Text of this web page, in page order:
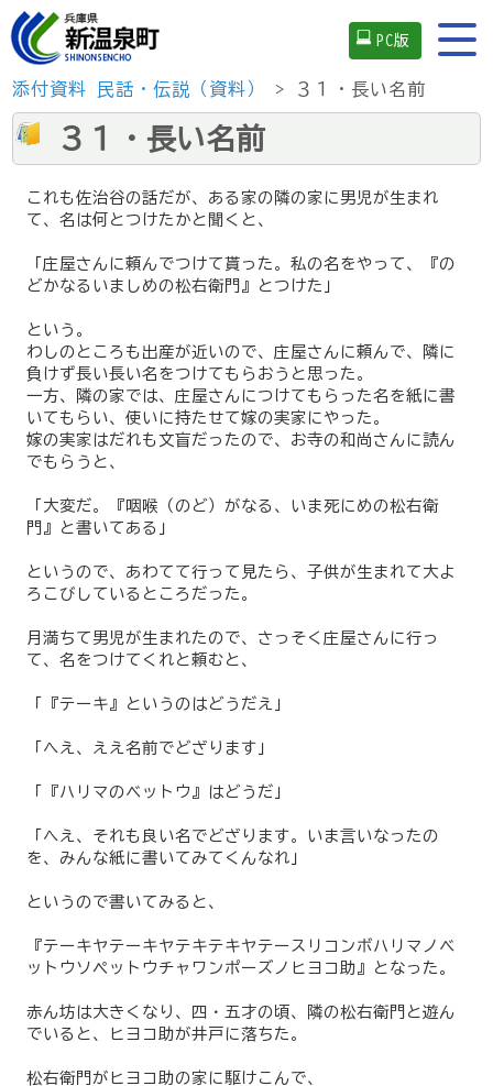
PC版
添付資料 民話・伝説（資料） > ３１・長い名前
３１・長い名前
これも佐治谷の話だが、ある家の隣の家に男児が生まれ
て、名は何とつけたかと聞くと、
「庄屋さんに頼んでつけて貰った。私の名をやって、『の
どかなるいましめの松右衛門』とつけた」
という。
わしのところも出産が近いので、庄屋さんに頼んで、隣に
負けず長い長い名をつけてもらおうと思った。
一方、隣の家では、庄屋さんにつけてもらった名を紙に書
いてもらい、使いに持たせて嫁の実家にやった。
嫁の実家はだれも文盲だったので、お寺の和尚さんに読ん
でもらうと、
「大変だ。『咽喉（のど）がなる、いま死にめの松右衛
門』と書いてある」
というので、あわてて行って見たら、子供が生まれて大よ
ろこびしているところだった。
月満ちて男児が生まれたので、さっそく庄屋さんに行っ
て、名をつけてくれと頼むと、
「『テーキ』というのはどうだえ」
「へえ、ええ名前でどざります」
「『ハリマのベットウ』はどうだ」
「へえ、それも良い名でどざります。いま言いなったの
を、みんな紙に書いてみてくんなれ」
というので書いてみると、
『テーキヤテーキヤテキテキヤテースリコンボハリマノベ
ットウソペットウチャワンポーズノヒヨコ助』となった。
赤ん坊は大きくなり、四・五才の頃、隣の松右衛門と遊ん
でいると、ヒヨコ助が井戸に落ちた。
松右衛門がヒヨコ助の家に駆けこんで、